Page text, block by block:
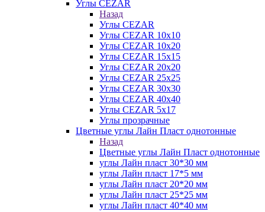
Углы CEZAR
Назад
Углы CEZAR
Углы CEZAR 10х10
Углы CEZAR 10х20
Углы CEZAR 15х15
Углы CEZAR 20х20
Углы CEZAR 25х25
Углы CEZAR 30х30
Углы CEZAR 40х40
Углы CEZAR 5х17
Углы прозрачные
Цветные углы Лайн Пласт однотонные
Назад
Цветные углы Лайн Пласт однотонные
углы Лайн пласт 30*30 мм
углы Лайн пласт 17*5 мм
углы Лайн пласт 20*20 мм
углы Лайн пласт 25*25 мм
углы Лайн пласт 40*40 мм